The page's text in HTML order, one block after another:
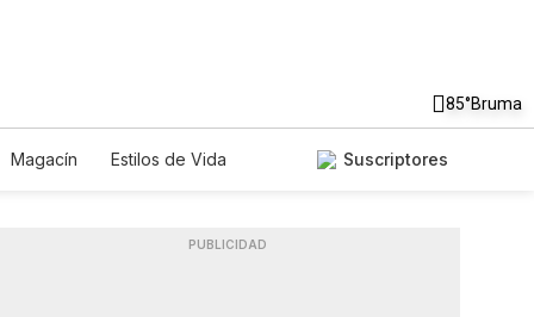
85°Bruma
Magacín
Estilos de Vida
Suscriptores
PUBLICIDAD